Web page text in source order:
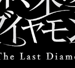
"Egao no
ge...